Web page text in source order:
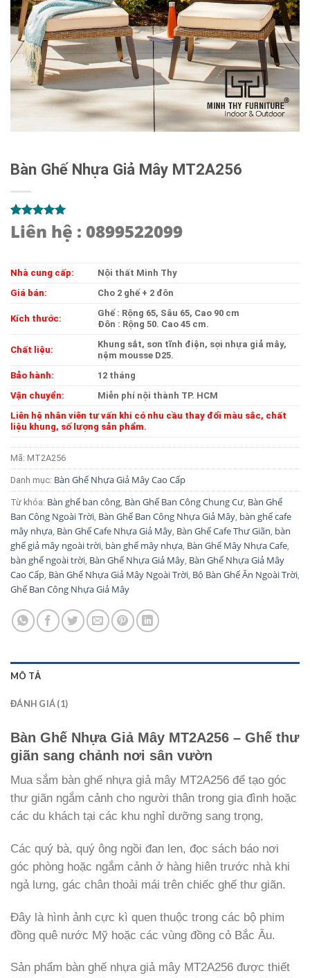
Bàn Ghế Nhựa Giả Mây MT2A256
5.00trên 5
dựa trên
1
Liên hệ : 0899522099
Nhà cung cấp:
Nội thất Minh Thy
Giá bán:
Cho 2 ghế + 2 đôn
Kích thước:
Ghế : Rộng 65, Sâu 65, Cao 90 cm
Đôn : Rộng 50. Cao 45 cm.
Chất liệu:
Khung sắt, sơn tĩnh điện, sợi nhựa giả mây,
nệm mousse D25.
Bảo hành:
12 tháng
Vận chuyển:
Miễn phí nội thành TP. HCM
Liên hệ nhân viên tư vấn khi có nhu cầu thay đổi màu sắc, chất
liệu khung, số lượng sản phẩm.
Mã: MT2A256
Danh mục: Bàn Ghế Nhựa Giả Mây Cao Cấp
Từ khóa: Bàn ghế ban công, Bàn Ghế Ban Công Chung Cư, Bàn Ghế
Ban Công Ngoài Trời, Bàn Ghế Ban Công Nhựa Giả Mây, bàn ghế cafe
mây nhựa, Bàn Ghế Cafe Nhựa Giả Mây, Bàn Ghế Cafe Thư Giãn, bàn
ghế giả mây ngoài trời, bàn ghế mây nhựa, Bàn Ghế Mây Nhựa Cafe,
bàn ghế ngoài trời, Bàn Ghế Nhựa Giả Mây, Bàn Ghế Nhựa Giả Mây
Cao Cấp, Bàn Ghế Nhựa Giả Mây Ngoài Trời, Bộ Bàn Ghế Ăn Ngoài Trời,
Ghế Ban Công Nhựa Giả Mây
MÔ TẢ
ĐÁNH GIÁ (1)
Bàn Ghế Nhựa Giả Mây MT2A256 – Ghế thư
giãn sang chảnh nơi sân vườn
Mua sắm bàn ghế nhựa giả mây MT2A256 để tạo góc
thư giãn ngắm cảnh cho người thân trong gia đình hoặc
các du khách tại các khu nghỉ dưỡng sang trọng,
Các quý bà, quý ông ngồi đan len, đọc sách báo nơi
góc phòng hoặc ngắm cảnh ở hàng hiên trước nhà khi
ngả lưng, gác chân thoải mái trên chiếc ghế thư giãn.
Đây là hình ảnh cực kì quen thuộc trong các bộ phim
đồng quê nước Mỹ hoặc các vùng đồng cỏ Bắc Âu.
Sản phẩm bàn ghế nhựa giả mây MT2A256 được thiết